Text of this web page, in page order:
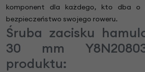
komponent dla każdego, kto dba o
bezpieczeństwo swojego roweru.
Śruba zacisku
30 mm
produktu: